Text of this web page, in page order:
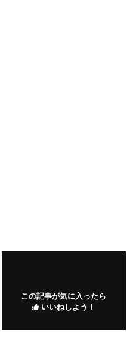
この記事が気に入ったら
いいねしよう！